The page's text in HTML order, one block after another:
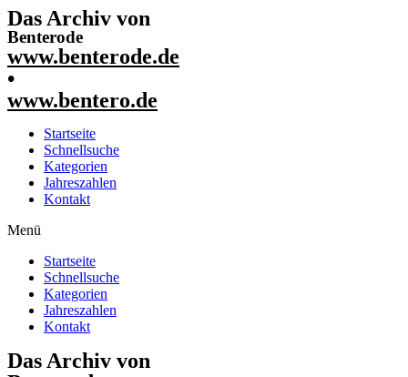
Das Archiv von
Benterode
www.benterode.de
•
www.bentero.de
Startseite
Schnellsuche
Kategorien
Jahreszahlen
Kontakt
Menü
Startseite
Schnellsuche
Kategorien
Jahreszahlen
Kontakt
Das Archiv von